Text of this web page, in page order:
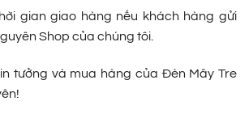
gian giao hàng nếu khách hàng gửi
Shop của chúng tôi.
tưởng và mua hàng của Đèn Mây Tre